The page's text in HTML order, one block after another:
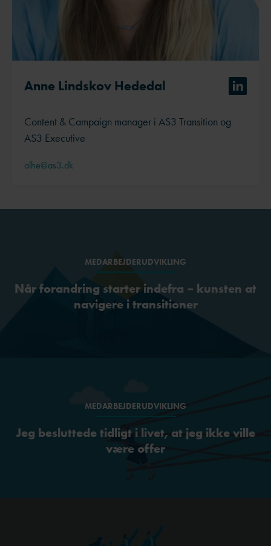
Anne Lindskov Hededal
Content & Campaign manager i AS3 Transition og
AS3 Executive
alhe@as3.dk
MEDARBEJDERUDVIKLING
Når forandring starter indefra – kunsten at
navigere i transitioner
MEDARBEJDERUDVIKLING
Jeg besluttede tidligt i livet, at jeg ikke ville
være offer